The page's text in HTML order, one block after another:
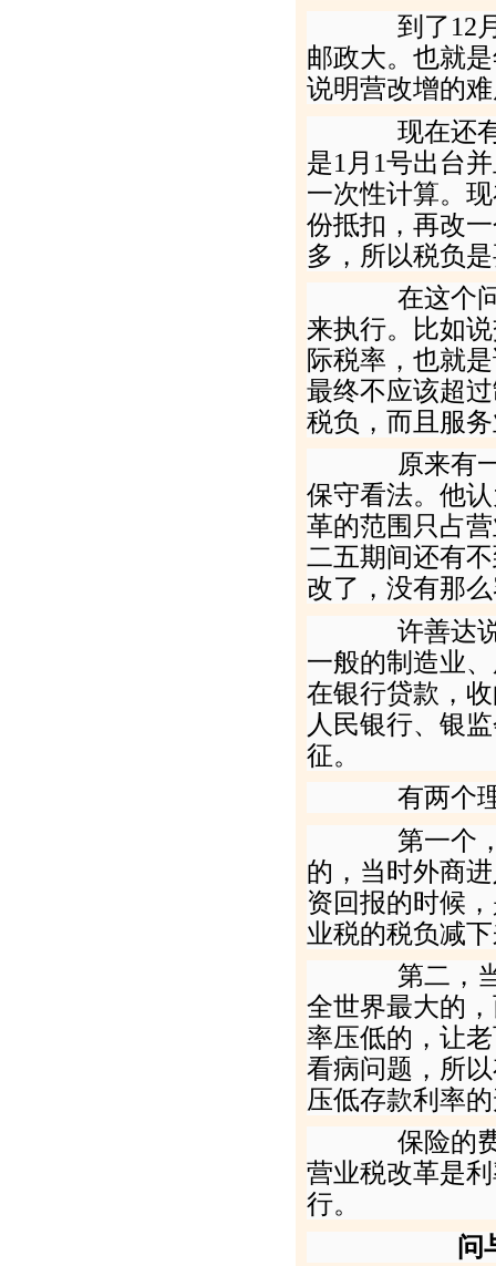
到了12
邮政大。也就
说明营改增的
现在还有
是1 月 1号出台
一次性计算。
份抵扣，再改
多，所以税负
在这个问
来执行。比如
际税率，也就
最终不应该超
税负，而且服
原来有一
保守看法。他
革的范围只占
二五期间还有
改了，没有那
许善达说
一般的制造业
在银行贷款，
人民银行、银
征。
有两个理
第一个，
的，当时外商
资回报的时候
业税的税负减
第二，当
全世界最大的
率压低的，让
看病问题，所
压低存款利率
保险的费
营业税改革是
行。
问